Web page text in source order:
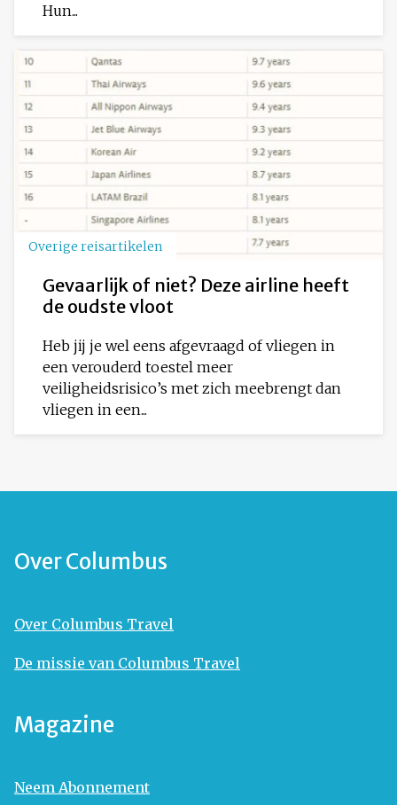
Hun...
Overige reisartikelen
Gevaarlijk of niet? Deze airline heeft
de oudste vloot
Heb jij je wel eens afgevraagd of vliegen in
een verouderd toestel meer
veiligheidsrisico’s met zich meebrengt dan
vliegen in een...
Over Columbus
Over Columbus Travel
De missie van Columbus Travel
Magazine
Neem Abonnement